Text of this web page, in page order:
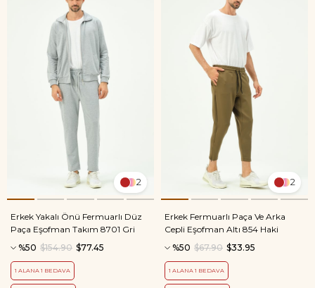
2
Erkek Yakalı Önü Fermuarlı Düz
Paça Eşofman Takım 8701 Gri
%50
$77.45
$154.90
1 ALANA 1 BEDAVA
2
Erkek Fermuarlı Paça Ve Arka
Cepli Eşofman Altı 854 Haki
%50
$33.95
$67.90
1 ALANA 1 BEDAVA